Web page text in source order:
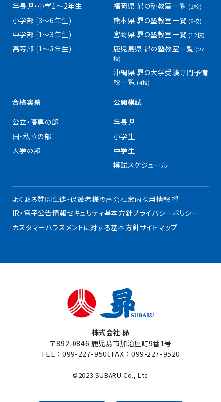
年長児・小学1〜2年生
小学部 (3〜6年生)
中学部 (1〜3年生)
高等部 (1〜3年生)
福岡県 昴の塾教室一覧 (2校)
熊本県 昴の塾教室一覧 (6校)
宮崎県 昴の塾教室一覧 (12校)
鹿児島県 昴の塾教室一覧(27
校)
沖縄県 昴の大学受験専門予備
校一覧 (4校)
合格実績
公立・高専の部
国・私立の部
大学の部
公開模試
年長児
小学生
中学生
模試スケジュール
よくある質問生徒・保護者様の声会社案内採用情報
IR・電子公告情報セキュリティ基本方針プライバシーポリシー
カスタマーハラスメントに対する基本方針サイトマップ
株式会社 昴
〒892-0846 鹿児島市加治屋町9番1号
TEL：099-227-9500FAX：099-227-9520
©2023 SUBARU Co., Ltd